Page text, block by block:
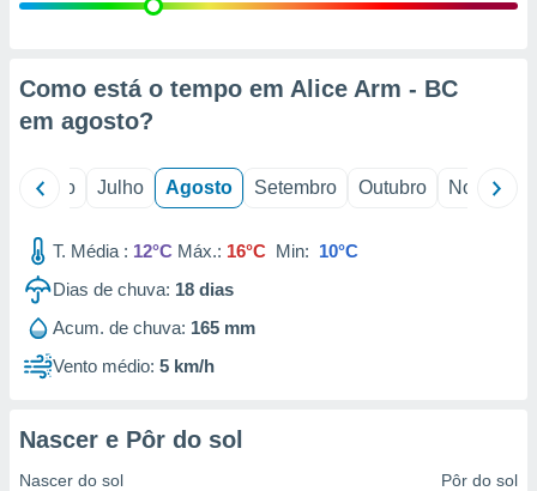
estudos
1199
Como está o tempo em Alice Arm - BC
em agosto?
Junho Julho Agosto Setembro Outubro Novembro
T. Média : 12°C Máx.: 16°C Min: 10°C
Dias de chuva: 18 dias
Acum. de chuva: 165 mm
Vento médio: 5 km/h
Nascer e Pôr do sol
Nascer do sol Pôr do sol